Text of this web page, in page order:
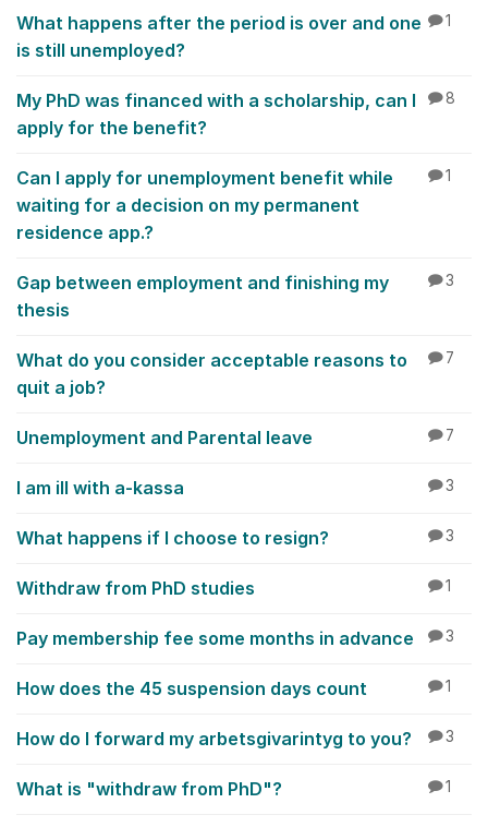
What happens after the period is over and one
is still unemployed?
1
My PhD was financed with a scholarship, can I
apply for the benefit?
8
Can I apply for unemployment benefit while
waiting for a decision on my permanent
residence app.?
1
Gap between employment and finishing my
thesis
3
What do you consider acceptable reasons to
quit a job?
7
Unemployment and Parental leave 7
I am ill with a-kassa 3
What happens if I choose to resign? 3
Withdraw from PhD studies 1
Pay membership fee some months in advance 3
How does the 45 suspension days count 1
How do I forward my arbetsgivarintyg to you? 3
What is "withdraw from PhD"? 1